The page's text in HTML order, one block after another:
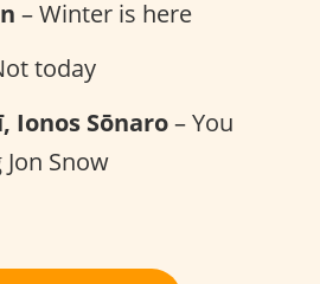
– Winter is here
today
Ionos Sōnaro– You
Snow